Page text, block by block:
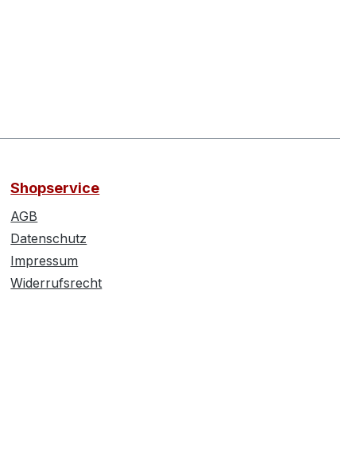
Shopservice
AGB
Datenschutz
Impressum
Widerrufsrecht